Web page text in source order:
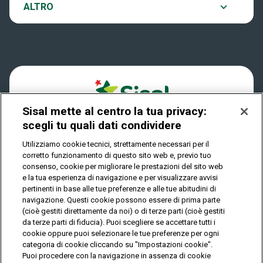
Play Your Date
Dove si gioca
Quanto si vince
Come riscuotere
ALTRO
Notifiche
Privacy
IL GIOCO È VIETATO AI MINORI E PUÒ CAUSARE
DIPENDENZA PATOLOGICA
© Copyright Sisal Italia S.p.A. - P.I. 02433760135
Privacy Cookies
Mappa
del
sito
Sisal mette al centro la tua privacy:
scegli tu quali dati condividere
Utilizziamo cookie tecnici, strettamente necessari per il
corretto funzionamento di questo sito web e, previo tuo
consenso, cookie per migliorare le prestazioni del sito web
e la tua esperienza di navigazione e per visualizzare avvisi
pertinenti in base alle tue preferenze e alle tue abitudini di
navigazione. Questi cookie possono essere di prima parte
(cioè gestiti direttamente da noi) o di terze parti (cioè gestiti
da terze parti di fiducia). Puoi scegliere se accettare tutti i
cookie oppure puoi selezionare le tue preferenze per ogni
categoria di cookie cliccando su "Impostazioni cookie".
Puoi procedere con la navigazione in assenza di cookie